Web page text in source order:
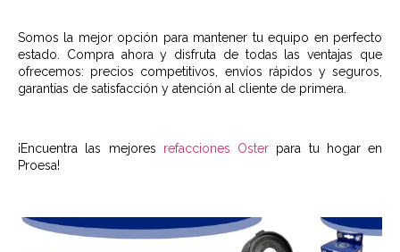
Somos la mejor opción para mantener tu equipo en perfecto
estado. Compra ahora y disfruta de todas las ventajas que
ofrecemos: precios competitivos, envíos rápidos y seguros,
garantías de satisfacción y atención al cliente de primera.
¡Encuentra las mejores refacciones Oster para tu hogar en
Proesa!